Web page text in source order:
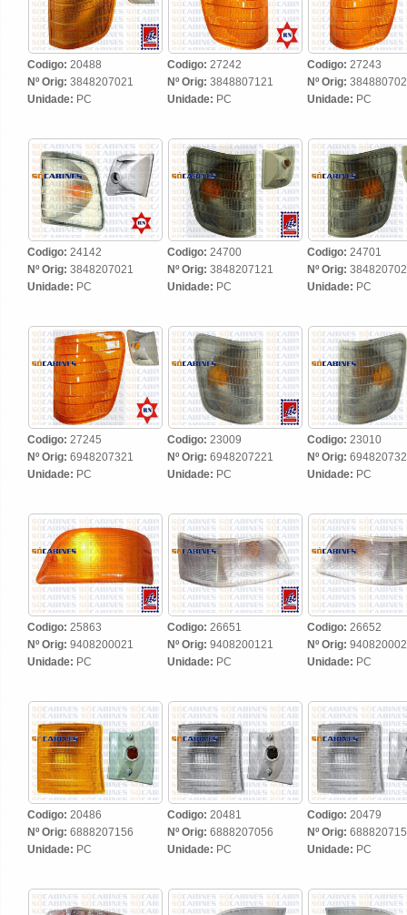
Codigo: 20488
Nº Orig: 3848207021
Unidade: PC
Codigo: 27242
Nº Orig: 3848807121
Unidade: PC
Codigo: 27243
Nº Orig:
Unidade: PC
Codigo: 24142
Nº Orig: 3848207021
Unidade: PC
Codigo: 24700
Nº Orig: 3848207121
Unidade: PC
Codigo: 24701
Nº Orig:
Unidade: PC
Codigo: 27245
Nº Orig: 6948207321
Unidade: PC
Codigo: 23009
Nº Orig: 6948207221
Unidade: PC
Codigo: 23010
Nº Orig:
Unidade: PC
Codigo: 25863
Nº Orig: 9408200021
Unidade: PC
Codigo: 26651
Nº Orig: 9408200121
Unidade: PC
Codigo: 26652
Nº Orig:
Unidade: PC
Codigo: 20486
Nº Orig: 6888207156
Unidade: PC
Codigo: 20481
Nº Orig: 6888207056
Unidade: PC
Codigo: 20479
Nº Orig:
Unidade: PC